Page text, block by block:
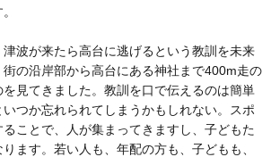
波が来たら高台に逃げるという教訓を未来
の沿岸部から高台にある神社まで400m走の
見てきました。教訓を口で伝えるのは簡単
つか忘れられてしまうかもしれない。スポ
ことで、人が集まってきますし、子どもた
ます。若い人も、年配の方も、子どもも、